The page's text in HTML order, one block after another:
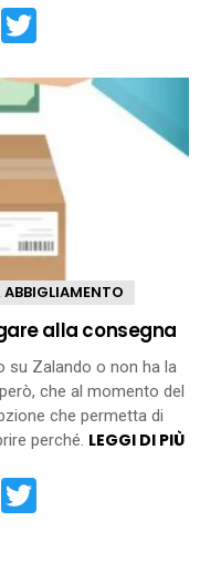
WhatsApp
alla consegna
su Zalando o non ha la
che al momento del
che permetta di
perché. LEGGI DI PIÙ
WhatsApp